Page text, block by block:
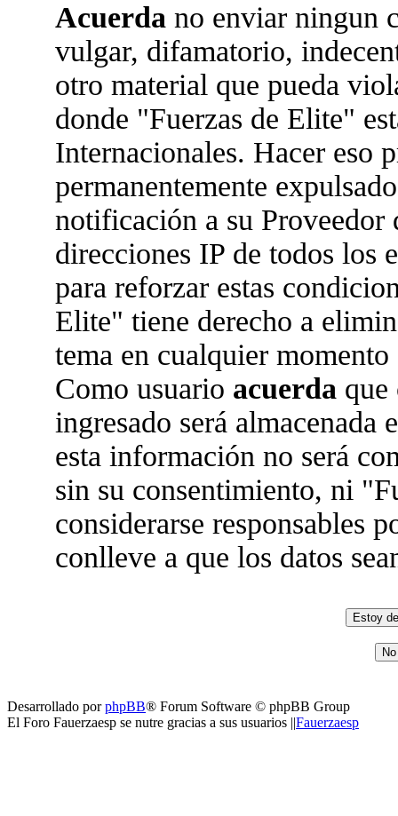
Acuerda no enviar ningun
vulgar, difamatorio,
otro material que pueda
donde "Fuerzas de Elite"
Internacionales. Hacer eso
permanentemente
notificación a su Proveedor
direcciones IP de todos los
para reforzar estas
Elite" tiene derecho a
tema en cualquier
Como usuario acuerda que
ingresado será almacenada
esta información no será
sin su consentimiento, ni
considerarse responsables
conlleve a que los datos
Desarrollado porphpBB® Forum Software © phpBB Group
El Foro Fauerzaesp se nutre gracias a sus usuarios ||Fauerzaesp